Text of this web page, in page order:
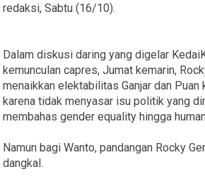
redaksi, Sabtu (16/10).
Dalam diskusi daring yang digelar
kemunculan capres, Jumat kemarin,
menaikkan elektabilitas Ganjar dan Puan
karena tidak menyasar isu politik yang
membahas gender equality hingga
Namun bagi Wanto, pandangan Rocky
dangkal.